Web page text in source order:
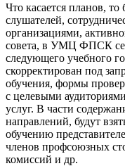
Что касается планов, то
слушателей,
организациями,
совета, в УМЦ ФПСК
следующего учебного
скорректирован под
обучения, формы
с целевыми
услуг. В части
направлений, будут
обучению
членов профсоюзных
комиссий и др.